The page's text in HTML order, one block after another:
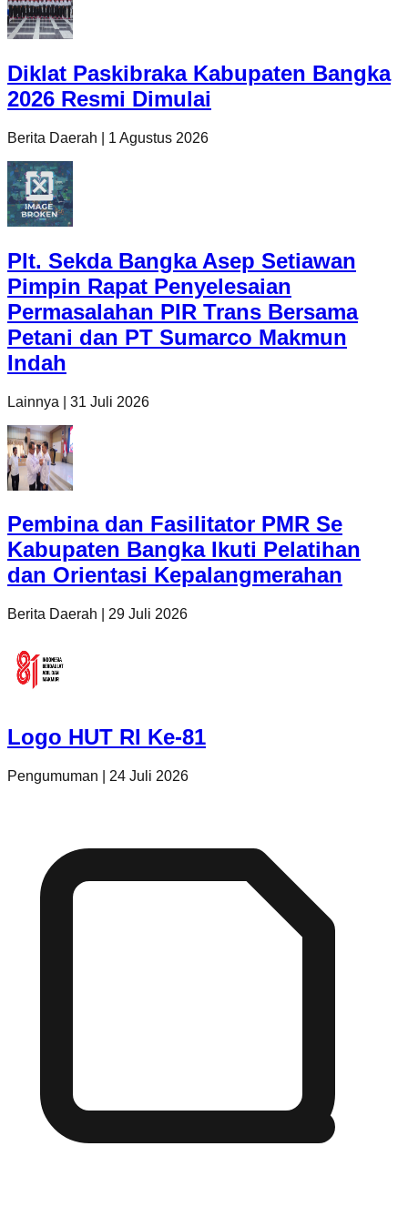
Diklat Paskibraka Kabupaten Bangka
2026 Resmi Dimulai
Berita Daerah 1 Agustus 2026
Plt. Sekda Bangka Asep Setiawan
Pimpin Rapat Penyelesaian
Permasalahan PIR Trans Bersama
Petani dan PT Sumarco Makmun
Indah
Lainnya 31 Juli 2026
Pembina dan Fasilitator PMR Se
Kabupaten Bangka Ikuti Pelatihan
dan Orientasi Kepalangmerahan
Berita Daerah 29 Juli 2026
Logo HUT RI Ke-81
Pengumuman 24 Juli 2026